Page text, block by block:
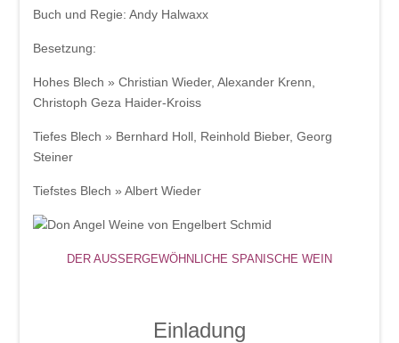
Buch und Regie: Andy Halwaxx
Besetzung:
Hohes Blech » Christian Wieder, Alexander Krenn,
Christoph Geza Haider-Kroiss
Tiefes Blech » Bernhard Holl, Reinhold Bieber, Georg
Steiner
Tiefstes Blech » Albert Wieder
DER AUSSERGEWÖHNLICHE SPANISCHE WEIN
Einladung